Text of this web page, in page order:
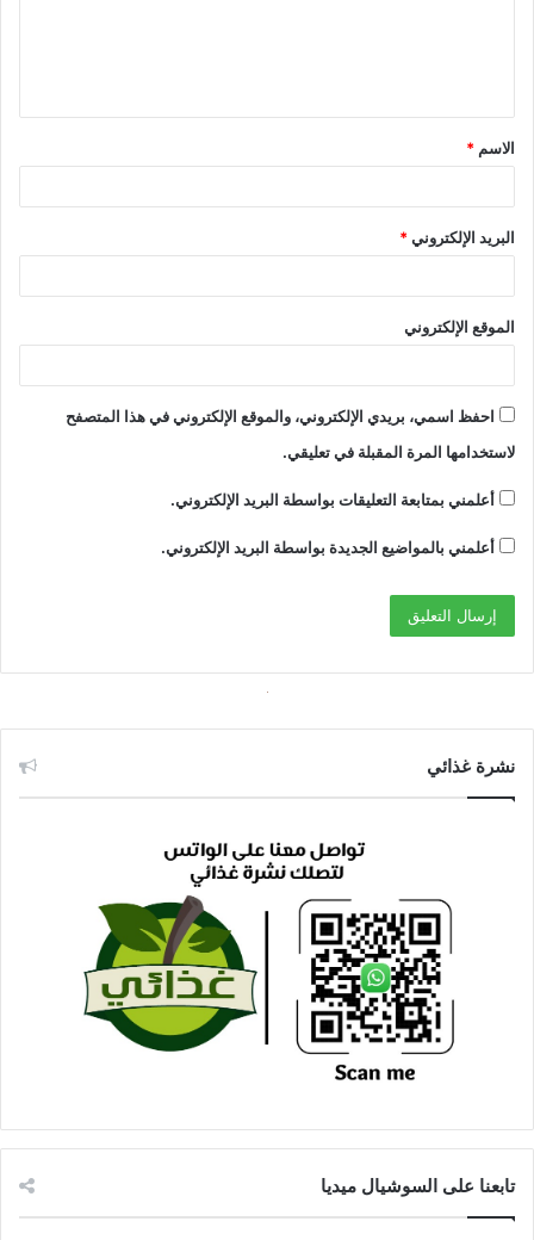
ق
*
الاسم *
البريد الإلكتروني*
الموقع الإلكتروني
احفظ اسمي، بريدي الإلكتروني، والموقع الإلكتروني في هذا المتصفح
لاستخدامها المرة المقبلة في تعليقي.
أعلمني بمتابعة التعليقات بواسطة البريد الإلكتروني.
أعلمني بالمواضيع الجديدة بواسطة البريد الإلكتروني.
نشرة غذائي
تابعنا على السوشيال ميديا